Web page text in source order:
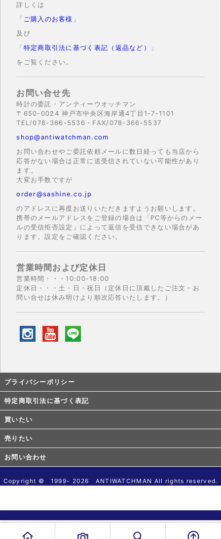
詳しくは
「 ご購入のお客様 」
及び
「特定商取引法に基づく表記（返品など）
」
をご覧ください。
お問い合せ先
時計の委託・アンティーウオッチマン
〒650-0024 神戸市中央区海岸通4丁目1-7-1101
TEL/078-366-5536・FAX/078-366-5537
shop@antiwatchman.com
お問い合わせやご委託依頼メールに数日経っても当店から
応答がない場合は正常に送受信されていない可能性があり
ます。
大変お手数ですが
order@sashine.co.jp
のアドレスに再度お送りいただきますようお願いします。
携帯のメールアドレスをご登録の場合は「PC等からのメー
ルの受信拒否設定」によって返信を受信できない場合があ
ります。設定をご確認ください。
営業時間および定休日
営業時間・・・10:00-18:00
定休日・・・土・日・祝日（定休日に頂戴したご注文・お
問い合せは休み明けより順次応答いたします。）
プライバシーポリシー
特定商取引法に基づく表記
買いたい
売りたい
お問い合わせ
Copyright © 1999- 2026 ANTIWATCHMAN All rights reserved.